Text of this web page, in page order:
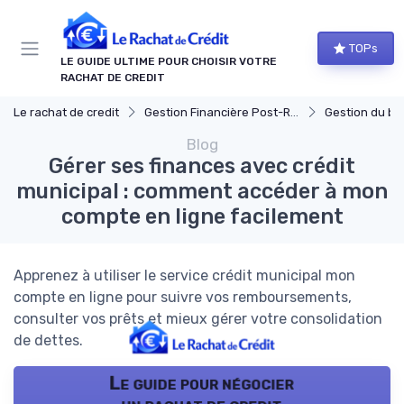
LE GUIDE ULTIME POUR CHOISIR VOTRE
RACHAT DE CREDIT
TOPs
Le rachat de credit Gestion Financière Post-Rachat Gestion du
Blog
Gérer ses finances avec crédit
municipal : comment accéder à mon
compte en ligne facilement
Apprenez à utiliser le service crédit municipal mon
compte en ligne pour suivre vos remboursements,
consulter vos prêts et mieux gérer votre consolidation
de dettes.
Le guide pour négocier
Panneau de gestion des cookies